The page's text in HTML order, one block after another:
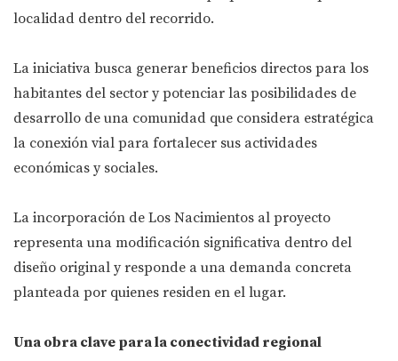
localidad dentro del recorrido.
La iniciativa busca generar beneficios directos para los
habitantes del sector y potenciar las posibilidades de
desarrollo de una comunidad que considera estratégica
la conexión vial para fortalecer sus actividades
económicas y sociales.
La incorporación de Los Nacimientos al proyecto
representa una modificación significativa dentro del
diseño original y responde a una demanda concreta
planteada por quienes residen en el lugar.
Una obra clave para la conectividad regional